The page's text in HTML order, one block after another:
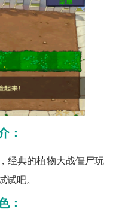
：
经典的植物大战僵尸玩
吧。
：